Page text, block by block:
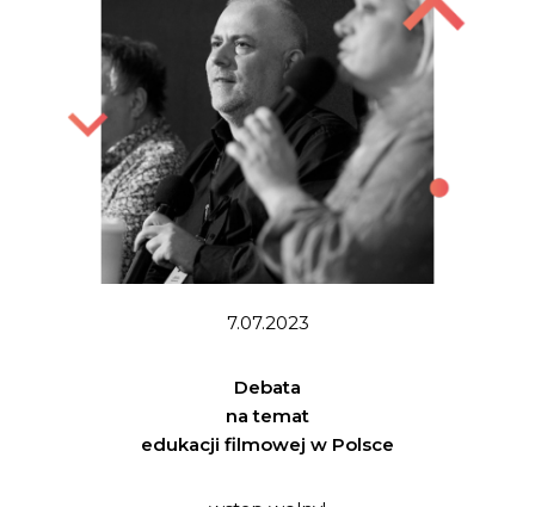
7.07.2023
Debata
na temat
edukacji filmowej w Polsce